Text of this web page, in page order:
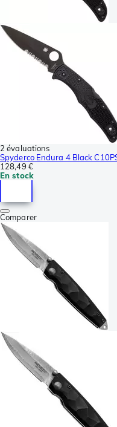
2 évaluations
Spyderco Endura 4 Black
128,49 €
En stock
Comparer